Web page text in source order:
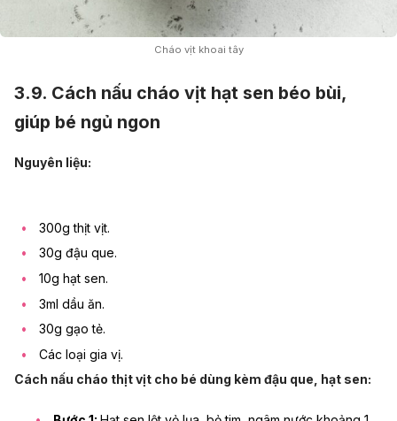
Cháo vịt khoai tây
3.9. Cách nấu cháo vịt hạt sen béo bùi,
giúp bé ngủ ngon
Nguyên liệu:
300g thịt vịt.
30g đậu que.
10g hạt sen.
3ml dầu ăn.
30g gạo tẻ.
Các loại gia vị.
Cách nấu cháo thịt vịt cho bé dùng kèm đậu que, hạt sen: